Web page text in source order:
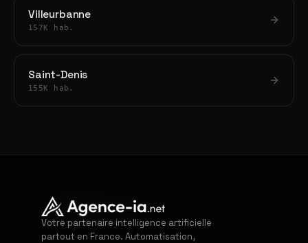
Villeurbanne
157K hab.
Saint-Denis
155K hab.
Votre partenaire intelligence artificielle
partout en France. Automatisation,